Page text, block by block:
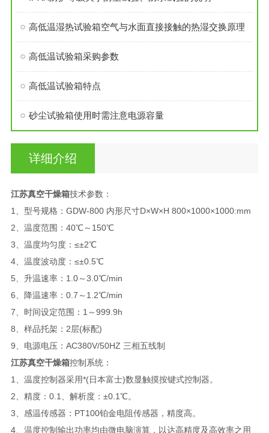
高低温湿热试验箱空气与水面直接接触的热湿交换原理
高低温试验箱采购参数
高低温试验箱特点
砂尘试验箱使用时需注意电源容量
详细介绍
江苏真空干燥箱技术参数：
1、型号规格：GDW-800 内形尺寸D×W×H 800×1000×1000:mm
2、温度范围：40℃～150℃
3、温度均匀度：≤±2℃
4、温度波动度：≤±0.5℃
5、升温速率：1.0～3.0℃/min
6、降温速率：0.7～1.2℃/min
7、时间设定范围：1～999.9h
8、样品托架：2层(标配)
9、电源电压：AC380V/50HZ 三相五线制
江苏真空干燥箱控制系统：
1、温度控制器采用*(日本富士)数显触摸按键式控制器。
2、精度：0.1、解析度：±0.1℃。
3、感温传感器：PT100铂金电阻传感器，精度高。
4、温度控制输出功率均由微电脑演算，以达高精度及高效率之用